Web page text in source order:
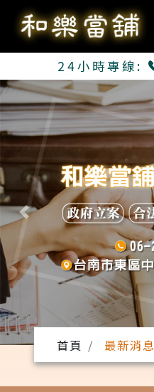
24小時專線:
Previous
首頁 最新消息